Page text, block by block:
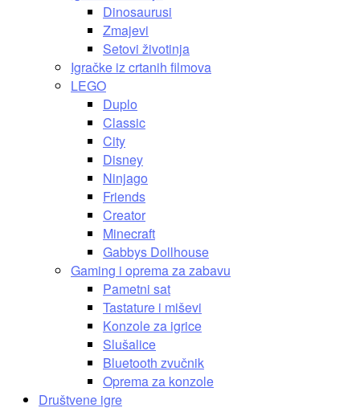
Dinosaurusi
Zmajevi
Setovi životinja
Igračke iz crtanih filmova
LEGO
Duplo
Classic
City
Disney
Ninjago
Friends
Creator
Minecraft
Gabbys Dollhouse
Gaming i oprema za zabavu
Pametni sat
Tastature i miševi
Konzole za igrice
Slušalice
Bluetooth zvučnik
Oprema za konzole
Društvene igre